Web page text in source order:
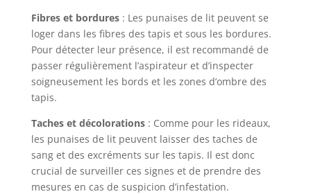
Fibres et bordures: Les punaises de lit peuvent se
loger dans les fibres des tapis et sous les bordures.
Pour détecter leur présence, il est recommandé de
passer régulièrement l’aspirateur et d’inspecter
soigneusement les bords et les zones d’ombre des
tapis.
Taches et décolorations: Comme pour les rideaux,
les punaises de lit peuvent laisser des taches de
sang et des excréments sur les tapis. Il est donc
crucial de surveiller ces signes et de prendre des
mesures en cas de suspicion d’infestation.